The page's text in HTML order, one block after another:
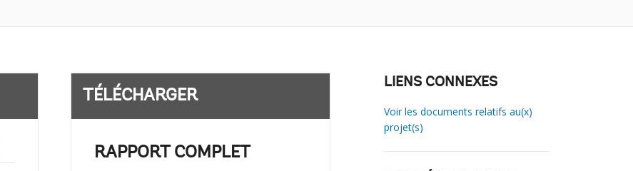
TÉLÉCHARGER
RAPPORT COMPLET
LIENS CONNEXES
Voir les documents relatifs au(x)
projet(s)